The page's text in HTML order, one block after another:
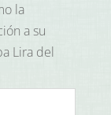
la
a su
Lira del